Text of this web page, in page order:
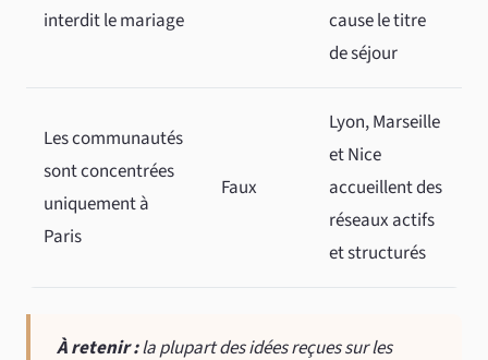
interdit le mariage
cause le titre
de séjour
Les communautés
sont concentrées
uniquement à
Paris
Faux
Lyon, Marseille
et Nice
accueillent des
réseaux actifs
et structurés
À retenir :la plupart des idées reçues sur les